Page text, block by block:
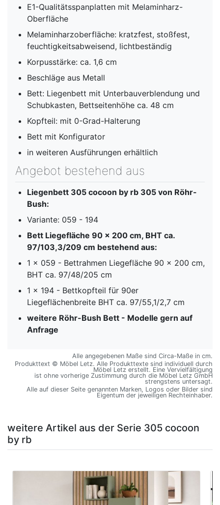
E1-Qualitätsspanplatten mit Melaminharz-
Oberfläche
Melaminharzoberfläche: kratzfest, stoßfest,
feuchtigkeitsabweisend, lichtbeständig
Korpusstärke: ca. 1,6 cm
Beschläge aus Metall
Bett: Liegenbett mit Unterbauverblendung und
Schubkasten, Bettseitenhöhe ca. 48 cm
Kopfteil: mit 0-Grad-Halterung
Bett mit Konfigurator
in weiteren Ausführungen erhältlich
Angebot bestehend aus
Liegenbett 305 cocoon by rb 305 von Röhr-
Bush:
Variante: 059 - 194
Bett Liegefläche 90 x 200 cm, BHT ca.
97/103,3/209 cm bestehend aus:
1 x 059 - Bettrahmen Liegefläche 90 x 200 cm,
BHT ca. 97/48/205 cm
1 x 194 - Bettkopfteil für 90er
Liegeflächenbreite BHT ca. 97/55,1/2,7 cm
weitere Röhr-Bush Bett - Modelle gern auf
Anfrage
Alle angegebenen Maße sind Circa-Maße in cm.
Produkttext © Möbel Letz. Alle Produkttexte sind individuell durch
Möbel Letz erstellt. Eine Vervielfältigung
ist ohne vorherige Zustimmung durch die Möbel Letz GmbH
strengstens untersagt.
Alle auf dieser Seite genannten Marken, Logos oder Bilder sind
Eigentum der jeweiligen Rechteinhaber.
weitere Artikel aus der Serie 305 cocoon
by rb